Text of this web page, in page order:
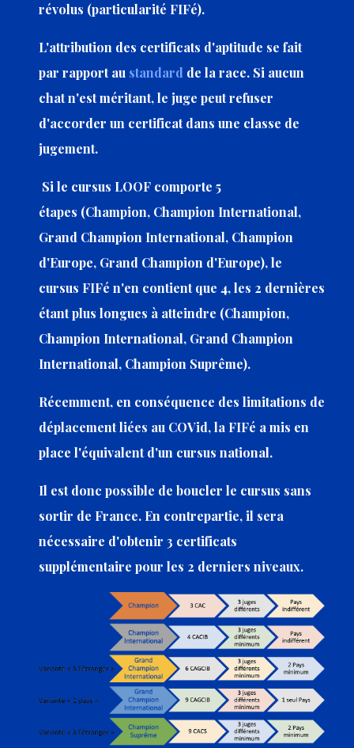
révolus (particularité FIFé).
L'attribution des certificats d'aptitude se fait
par rapport au standard de la race. Si aucun
chat n'est méritant, le juge peut refuser
d'accorder un certificat dans une classe de
jugement.
Si le cursus LOOF comporte 5
étapes (Champion, Champion International,
Grand Champion International, Champion
d'Europe, Grand Champion d'Europe), le
cursus FIFé n'en contient que 4, les 2 dernières
étant plus longues à atteindre (Champion,
Champion International, Grand Champion
International, Champion Suprême).
Récemment, en conséquence des limitations de
déplacement liées au COVid, la FIFé a mis en
place l'équivalent d'un cursus national.
Il est donc possible de boucler le cursus sans
sortir de France. En contrepartie, il sera
nécessaire d'obtenir 3 certificats
supplémentaire pour les 2 derniers niveaux.